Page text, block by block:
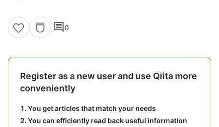
comment0
Register as a new user and use Qiita more
conveniently
You get articles that match your needs
You can efficiently read back useful information